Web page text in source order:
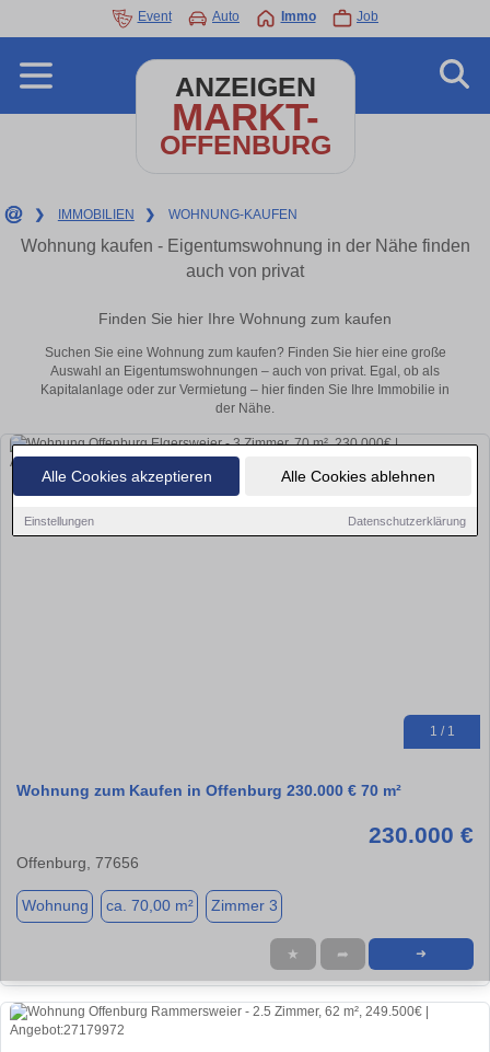
Alle Cookies akzeptieren Alle Cookies ablehnen
Einstellungen Datenschutzerklärung
Event Auto Immo Job
ANZEIGEN
MARKT-
OFFENBURG
❯ IMMOBILIEN ❯ WOHNUNG-KAUFEN
Wohnung kaufen - Eigentumswohnung in der Nähe finden
auch von privat
Finden Sie hier Ihre Wohnung zum kaufen
Suchen Sie eine Wohnung zum kaufen? Finden Sie hier eine große
Auswahl an Eigentumswohnungen – auch von privat. Egal, ob als
Kapitalanlage oder zur Vermietung – hier finden Sie Ihre Immobilie in
der Nähe.
1 / 1
Wohnung zum Kaufen in Offenburg 230.000 € 70 m²
230.000 €
Offenburg, 77656
Wohnung ca. 70,00 m² Zimmer 3
★ ➦ ➜